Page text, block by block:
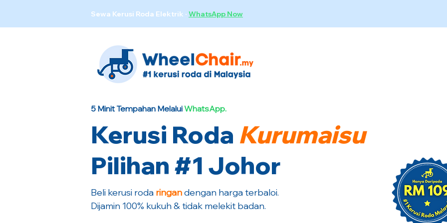
Sewa Kerusi Roda Elektrik · WhatsApp Now
5 Minit Tempahan MelaluiWhatsApp.
Pilihan #1 Johor
Beli kerusi roda ringandengan harga terbaloi.
Dijamin 100% kukuh & tidak melekit badan.
Kerusi Roda Kurumaisu